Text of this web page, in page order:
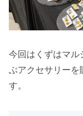
今回はくずはマル
ぶアクセサリーを
す。